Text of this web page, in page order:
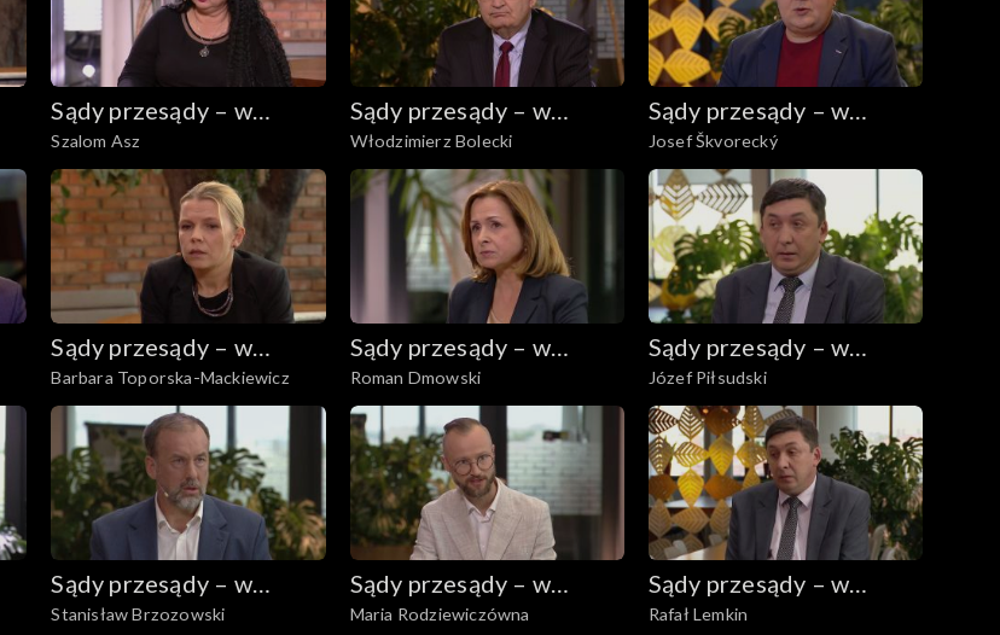
Sądy przesądy – w
powiększeniu
Szalom Asz
Sądy przesądy – w
powiększeniu
Włodzimierz Bolecki
Sądy przesądy – w
powiększeniu
Josef Škvorecký
Sądy przesądy – w
powiększeniu
Barbara Toporska-Mackiewicz
Sądy przesądy – w
powiększeniu
Roman Dmowski
Sądy przesądy – w
powiększeniu
Józef Piłsudski
Sądy przesądy – w
powiększeniu
Stanisław Brzozowski
Sądy przesądy – w
powiększeniu
Maria Rodziewiczówna
Sądy przesądy – w
powiększeniu
Rafał Lemkin